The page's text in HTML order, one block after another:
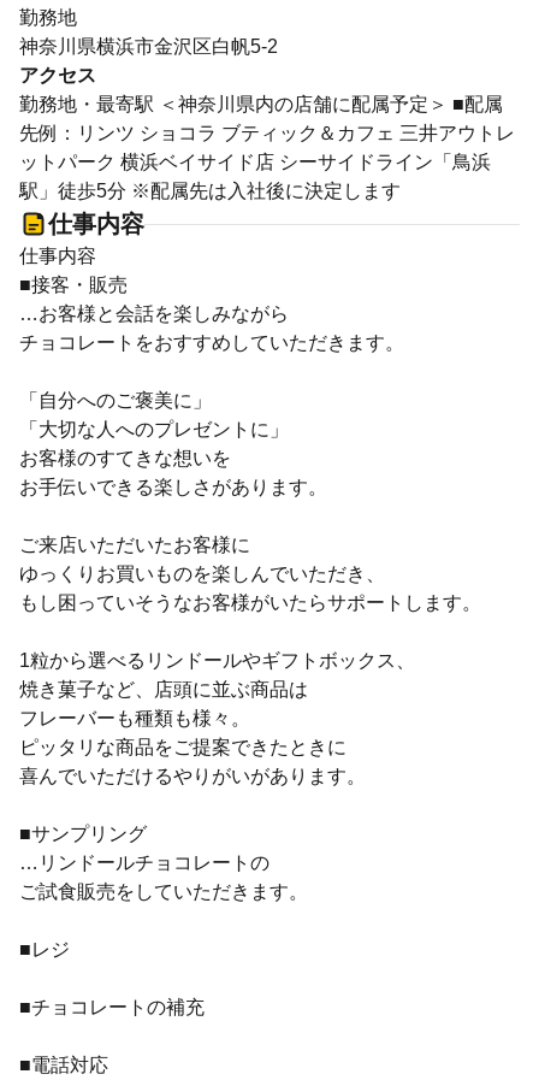
勤務地
神奈川県横浜市金沢区白帆5-2
アクセス
勤務地・最寄駅 ＜神奈川県内の店舗に配属予定＞ ■配属
先例：リンツ ショコラ ブティック＆カフェ 三井アウトレ
ットパーク 横浜ベイサイド店 シーサイドライン「鳥浜
駅」徒歩5分 ※配属先は入社後に決定します
仕事内容
仕事内容
■接客・販売
…お客様と会話を楽しみながら
チョコレートをおすすめしていただきます。
「自分へのご褒美に」
「大切な人へのプレゼントに」
お客様のすてきな想いを
お手伝いできる楽しさがあります。
ご来店いただいたお客様に
ゆっくりお買いものを楽しんでいただき、
もし困っていそうなお客様がいたらサポートします。
1粒から選べるリンドールやギフトボックス、
焼き菓子など、店頭に並ぶ商品は
フレーバーも種類も様々。
ピッタリな商品をご提案できたときに
喜んでいただけるやりがいがあります。
■サンプリング
…リンドールチョコレートの
ご試食販売をしていただきます。
■レジ
■チョコレートの補充
■電話対応